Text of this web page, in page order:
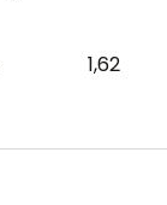
1,62